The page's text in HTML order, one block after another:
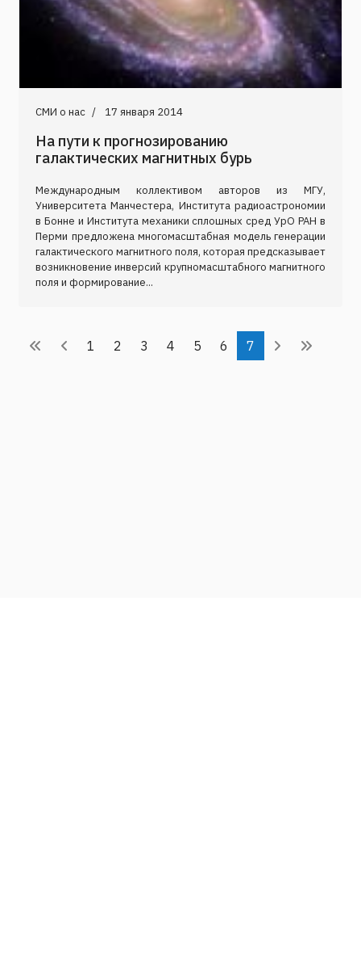
СМИ о нас 17 января 2014
На пути к прогнозированию
галактических магнитных бурь
Международным коллективом авторов из МГУ,
Университета Манчестера, Института радиоастрономии
в Бонне и Института механики сплошных сред УрО РАН в
Перми предложена многомасштабная модель генерации
галактического магнитного поля, которая предсказывает
возникновение инверсий крупномасштабного магнитного
поля и формирование...
1 2 3 4 5 6 7